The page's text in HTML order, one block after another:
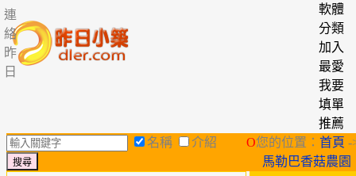
連
絡
昨
日
軟體
分類
加入
最愛
我要
填單
推薦
名稱
介紹 O您的位置： 首頁 -
馬勒巴香菇農園